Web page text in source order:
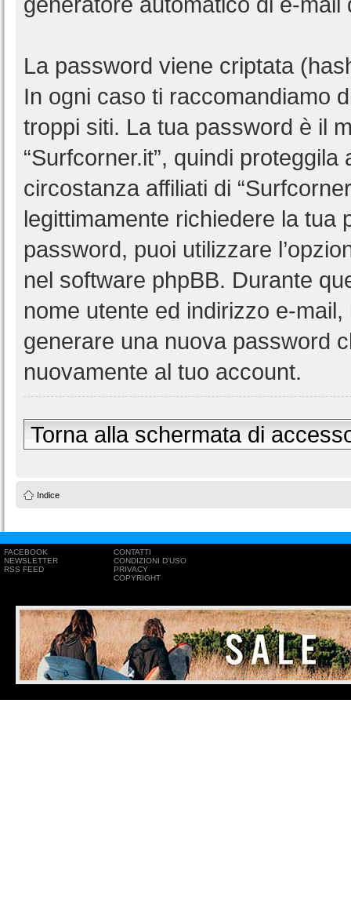
La password viene criptata
In ogni caso ti raccomandiamo
troppi siti. La tua password è il
“Surfcorner.it”, quindi
circostanza affiliati di
legittimamente richiedere la tua
password, puoi utilizzare
nel software phpBB. Durante
nome utente ed indirizzo e-
generare una nuova password
nuovamente al tuo account.
Torna alla schermata di
Indice
FACEBOOK
NEWSLETTER
RSS FEED
CONTATTI
CONDIZIONI D'USO
PRIVACY
COPYRIGHT